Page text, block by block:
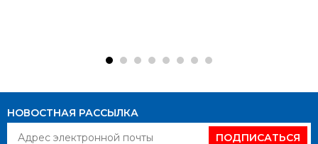
НОВОСТНАЯ РАССЫЛКА
ПОДПИСАТЬСЯ